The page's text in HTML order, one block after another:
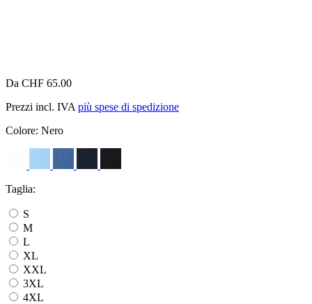
Da CHF 65.00
Prezzi incl. IVA più spese di spedizione
Colore: Nero
Taglia:
S
M
L
XL
XXL
3XL
4XL